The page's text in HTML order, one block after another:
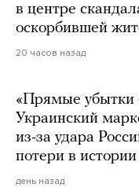
в центре
оскорбившей
20 часов назад
«Прямые убытки
Украинский
из-за удара
потери в
день назад